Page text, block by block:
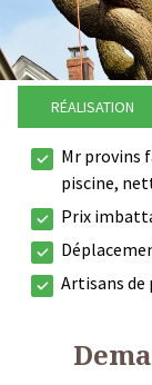
RÉALISATION
Mr provins
piscine,
Prix
Artisans de